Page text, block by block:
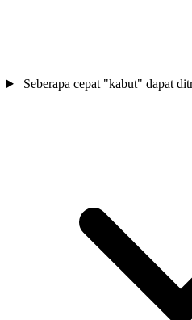
Seberapa cepat "kabut" dapat